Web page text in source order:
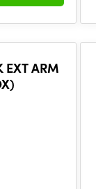
EXT ARM